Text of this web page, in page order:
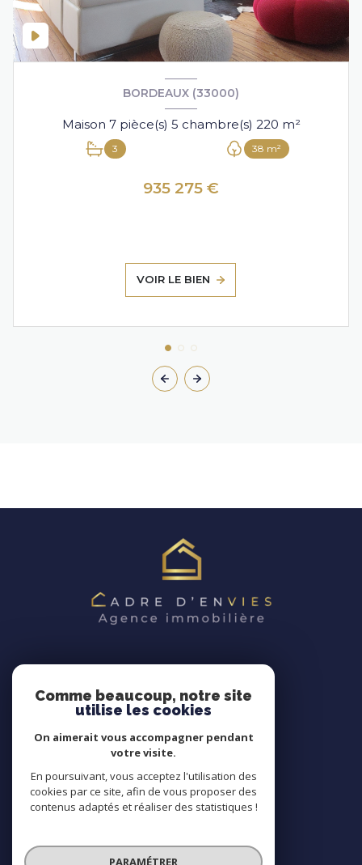
BORDEAUX (33000)
Maison 7 pièce(s) 5 chambre(s) 220 m²
3 38 m²
935 275 €
VOIR LE BIEN
CADRE D'ENVIES
06 47 02 30 72
contact@cadredenvies.fr
NOS RÉSEAUX
Nous suivre
Comme beaucoup, notre site
utilise les cookies
On aimerait vous accompagner pendant
votre visite.
En poursuivant, vous acceptez l'utilisation des
cookies par ce site, afin de vous proposer des
contenus adaptés et réaliser des statistiques !
PARAMÉTRER